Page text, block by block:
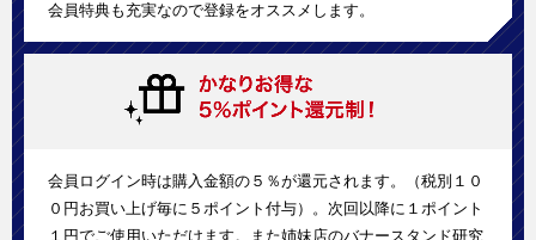
会員特典も充実なので登録をオススメします。
会員ログイン時は購入金額の５％が還元されます。（税別１０
０円お買い上げ毎に５ポイント付与）。次回以降に１ポイント
１円でご使用いただけます。また姉妹店のバナースタンド研究